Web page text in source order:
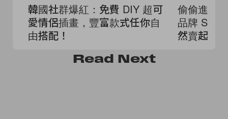
韓國社群爆紅：免費 DIY 超可
愛情侶插畫，豐富款式任你自
由搭配！
偷偷進軍
品牌
然賣起了
Read Next